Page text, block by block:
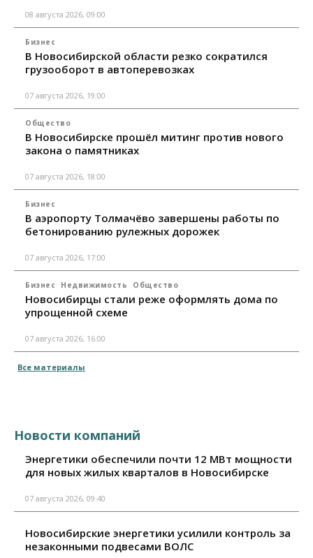
08 августа 2026, 09:00
Бизнес
В Новосибирской области резко сократился
грузооборот в автоперевозках
07 августа 2026, 19:00
Общество
В Новосибирске прошёл митинг против нового
закона о памятниках
07 августа 2026, 18:00
Бизнес
В аэропорту Толмачёво завершены работы по
бетонированию рулежных дорожек
07 августа 2026, 17:00
Бизнес Недвижимость Общество
Новосибирцы стали реже оформлять дома по
упрощенной схеме
07 августа 2026, 16:00
Все материалы
Новости компаний
Энергетики обеспечили почти 12 МВт мощности
для новых жилых кварталов в Новосибирске
07 августа 2026, 09:40
Новосибирские энергетики усилили контроль за
незаконными подвесами ВОЛС